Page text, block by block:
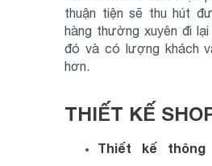
thuận tiện sẽ thu hút
hàng thường xuyên đi
đó và có lượng khách
hơn.
THIẾT KẾ
Thiết kế thông